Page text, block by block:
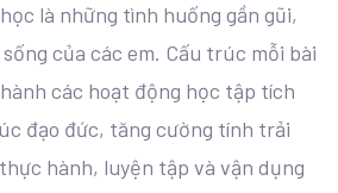
là những tình huống gần gũi,
của các em. Cấu trúc mỗi bài
các hoạt động học tập tích
đạo đức, tăng cường tính trải
hành, luyện tập và vận dụng